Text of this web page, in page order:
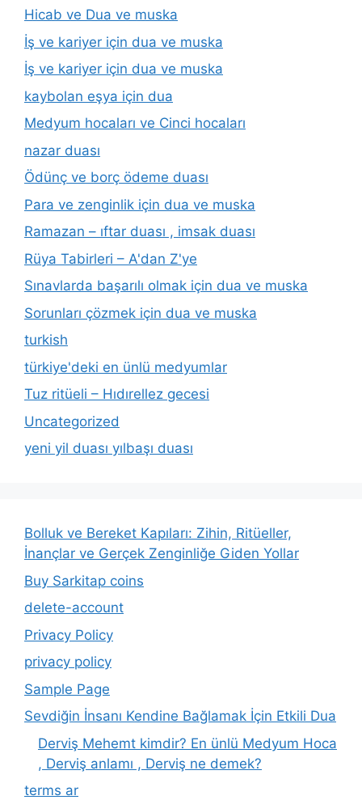
Hicab ve Dua ve muska
İş ve kariyer için dua ve muska
İş ve kariyer için dua ve muska
kaybolan eşya için dua
Medyum hocaları ve Cinci hocaları
nazar duası
Ödünç ve borç ödeme duası
Para ve zenginlik için dua ve muska
Ramazan – ıftar duası , imsak duası
Rüya Tabirleri – A'dan Z'ye
Sınavlarda başarılı olmak için dua ve muska
Sorunları çözmek için dua ve muska
turkish
türkiye'deki en ünlü medyumlar
Tuz ritüeli – Hıdırellez gecesi
Uncategorized
yeni yil duası yılbaşı duası
Bolluk ve Bereket Kapıları: Zihin, Ritüeller,
İnançlar ve Gerçek Zenginliğe Giden Yollar
Buy Sarkitap coins
delete-account
Privacy Policy
privacy policy
Sample Page
Sevdiğin İnsanı Kendine Bağlamak İçin Etkili Dua
Derviş Mehemt kimdir? En ünlü Medyum Hoca
, Derviş anlamı , Derviş ne demek?
terms ar